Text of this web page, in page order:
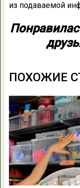
из подаваемой
ПОХОЖИЕ